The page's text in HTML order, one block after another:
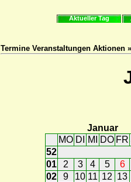
Aktueller Tag
Termine Veranstaltungen Aktionen
Januar
MO DI MI DO FR
52
01
2 3 4 5
6
02
9 10 11 12 13